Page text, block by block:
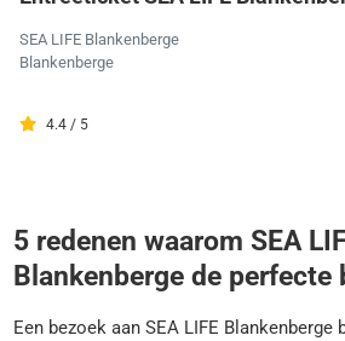
SEA LIFE Blankenberge
Blankenberge
4.4 / 5
5 redenen waarom SEA
Blankenberge de
Een bezoek aan SEA LIFE